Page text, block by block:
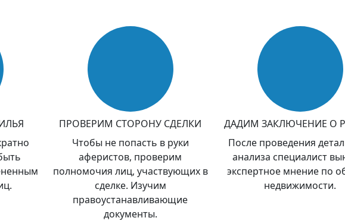
ПРОВЕРИМ СТОРОНУ СДЕЛКИ
Чтобы не попасть в руки
аферистов, проверим
полномочия лиц, участвующих в
сделке. Изучим
правоустанавливающие
документы.
ДАДИМ ЗАКЛЮЧЕНИЕ О
После проведения
анализа специалист
экспертное мнение по
недвижимости.